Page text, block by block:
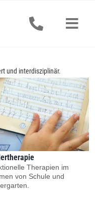
und interdisziplinär.
Therapien im
von Schule und